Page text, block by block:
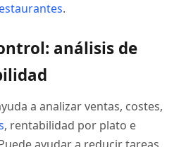
.
análisis de
a analizar ventas, costes,
, rentabilidad por plato e